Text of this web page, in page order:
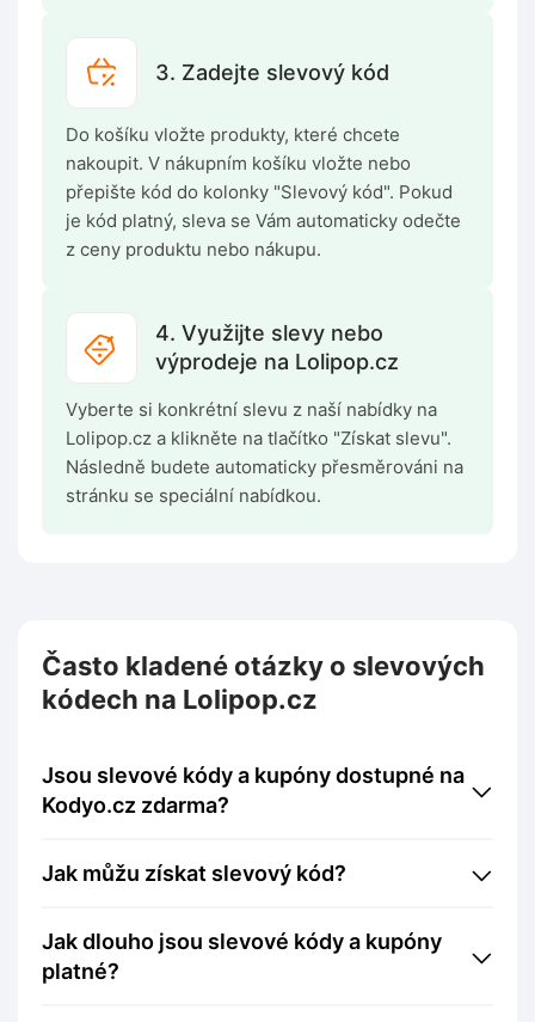
3. Zadejte slevový kód
Do košíku vložte produkty, které chcete
nakoupit. V nákupním košíku vložte nebo
přepište kód do kolonky "Slevový kód". Pokud
je kód platný, sleva se Vám automaticky odečte
z ceny produktu nebo nákupu.
4. Využijte slevy nebo
výprodeje na Lolipop.cz
Vyberte si konkrétní slevu z naší nabídky na
Lolipop.cz a klikněte na tlačítko "Získat slevu".
Následně budete automaticky přesměrováni na
stránku se speciální nabídkou.
Často kladené otázky o slevových
kódech na Lolipop.cz
Jsou slevové kódy a kupóny dostupné na
Kodyo.cz zdarma?
Jak můžu získat slevový kód?
Jak dlouho jsou slevové kódy a kupóny
platné?